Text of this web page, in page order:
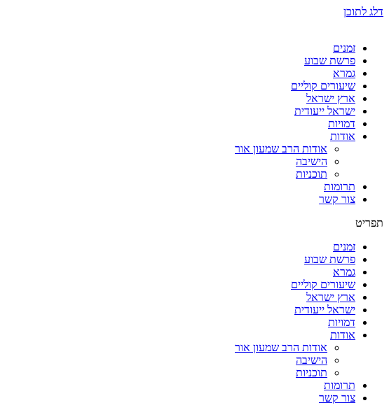
דלג לתוכן
זמנים
פרשת שבוע
גמרא
שיעורים קוליים
ארץ ישראל
ישראל ייעודית
דמויות
אודות
אודות הרב שמעון אור
הישיבה
תוכניות
תרומות
צור קשר
תפריט
זמנים
פרשת שבוע
גמרא
שיעורים קוליים
ארץ ישראל
ישראל ייעודית
דמויות
אודות
אודות הרב שמעון אור
הישיבה
תוכניות
תרומות
צור קשר